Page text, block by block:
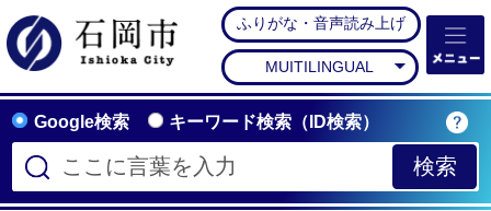
石岡市公式ホームペー
ふりがな・音声読み上げ
MUITILINGUAL
Google検索 キーワード検索（ID検索）